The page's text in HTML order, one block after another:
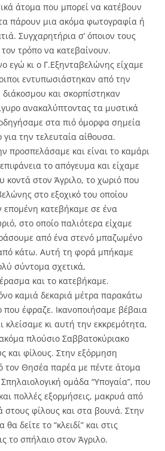
άτομα που μπορεί να κατέβουν
πάρουν μια ακόμα φωτογραφία ή
Συγχαρητήρια σ’ όποιον τους
τρόπο να κατεβαίνουν.
εγώ κι ο Γ.Εξηνταβελώνης είχαμε
εντυπωσιάστηκαν από την
διάκοσμου και σκορπίστηκαν
ανακαλύπτοντας τα μυστικά
στα πιό όμορφα σημεία
για την τελευταία αίθουσα.
προσπελάσαμε και είναι το καμάρι
το απόγευμα και είχαμε
κοντά στον Άγριλο, το χωριό που
στο εξοχικό του οποίου
επομένη κατεβήκαμε σε ένα
στο οποίο παλιότερα είχαμε
από ένα στενό μπαζωμένο
κάτω. Αυτή τη φορά μπήκαμε
σύντομα σχετικά,
και το κατεβήκαμε.
καμιά δεκαριά μέτρα παρακάτω
έφραζε. Ικανοποιήσαμε βέβαια
κλείσαμε κι αυτή την εκκρεμότητα,
πλούσιο Σαββατοκύριακο
και φίλους. Στην εξόρμηση
τον Θησέα παρέα με πέντε άτομα
ομάδα “Υπογαία”, που
πολλές εξορμήσεις, μακρυά από
στους φίλους και στα βουνά. Στην
δείτε το “κλειδί” και στις
το σπήλαιο στον Άγριλο.